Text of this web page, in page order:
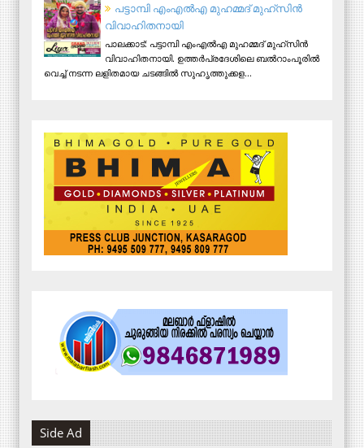
പട്ടാമ്പി എംഎല്‍എ മുഹമ്മദ് മുഹ്‌സിന്‍
വിവാഹിതനായി
പാലക്കാട്: പട്ടാമ്പി എംഎല്‍എ മുഹമ്മദ് മുഹ്‌സിന്‍
വിവാഹിതനായി. ഉത്തര്‍പ്രദേശിലെ ബല്‍റാംപൂരില്‍
വെച്ച് നടന്ന ലളിതമായ ചടങ്ങില്‍ സുഹൃത്തുക്കള...
Side Ad